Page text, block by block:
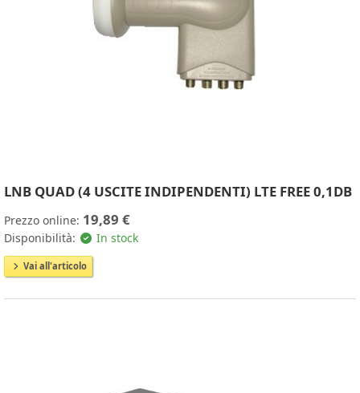
LNB QUAD (4 USCITE INDIPENDENTI) LTE FREE 0,1DB
Prezzo online: 19,89 €
Disponibilità: In stock
Vai all'articolo